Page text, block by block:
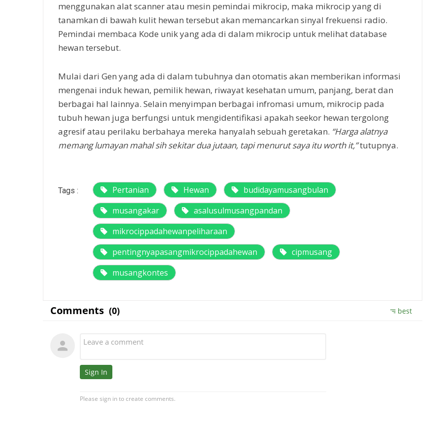
menggunakan alat scanner atau mesin pemindai mikrocip, maka mikrocip yang di
tanamkan di bawah kulit hewan tersebut akan memancarkan sinyal frekuensi radio.
Pemindai membaca Kode unik yang ada di dalam mikrocip untuk melihat database
hewan tersebut.
Mulai dari Gen yang ada di dalam tubuhnya dan otomatis akan memberikan informasi
mengenai induk hewan, pemilik hewan, riwayat kesehatan umum, panjang, berat dan
berbagai hal lainnya. Selain menyimpan berbagai infromasi umum, mikrocip pada
tubuh hewan juga berfungsi untuk mengidentifikasi apakah seekor hewan tergolong
agresif atau perilaku berbahaya mereka hanyalah sebuah geretakan. “Harga alatnya
memang lumayan mahal sih sekitar dua jutaan, tapi menurut saya itu worth it,”tutupnya.
Tags : Pertanian Hewan
budidayamusangbulan
musangakar
asalusulmusangpandan
mikrocippadahewanpeliharaan
pentingnyapasangmikrocippadahewan
cipmusang
musangkontes